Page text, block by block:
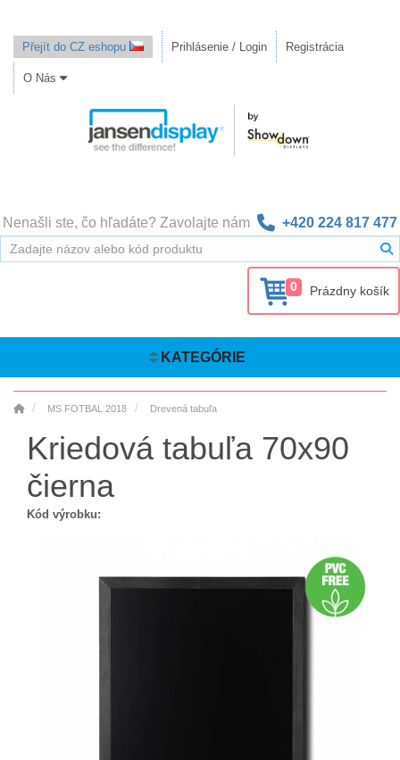
Přejít do CZ eshopu Prihlásenie / Login Registrácia
O Nás
Nenašli ste, čo hľadáte? Zavolajte nám +420 224 817 477
0 Prázdny košík
KATEGÓRIE
MS FOTBAL 2018 Drevená tabuľa
Kriedová tabuľa 70x90
čierna
Kód výrobku: